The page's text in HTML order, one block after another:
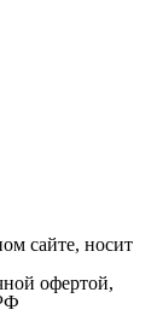
сайте, носит
офертой,